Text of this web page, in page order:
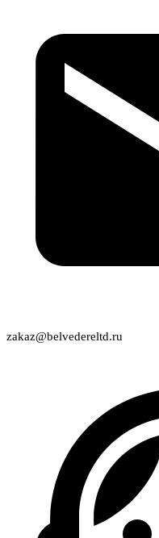
zakaz@belvedereltd.ru